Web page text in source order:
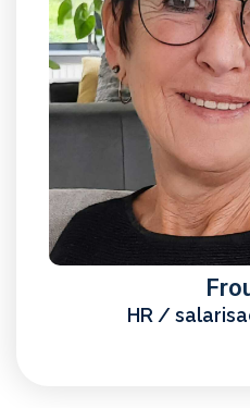
HR /
Lees
HR /